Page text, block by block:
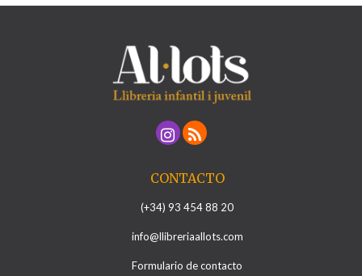
CONTACTO
(+34) 93 454 88 20
info@llibreriaallots.com
Formulario de contacto